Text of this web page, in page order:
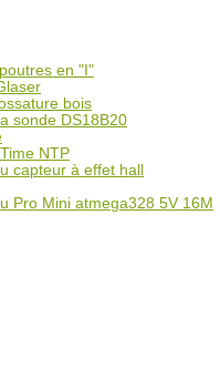
en "I"
bois
sonde DS18B20
NTP
capteur à effet hall
Pro Mini atmega328 5V 16M